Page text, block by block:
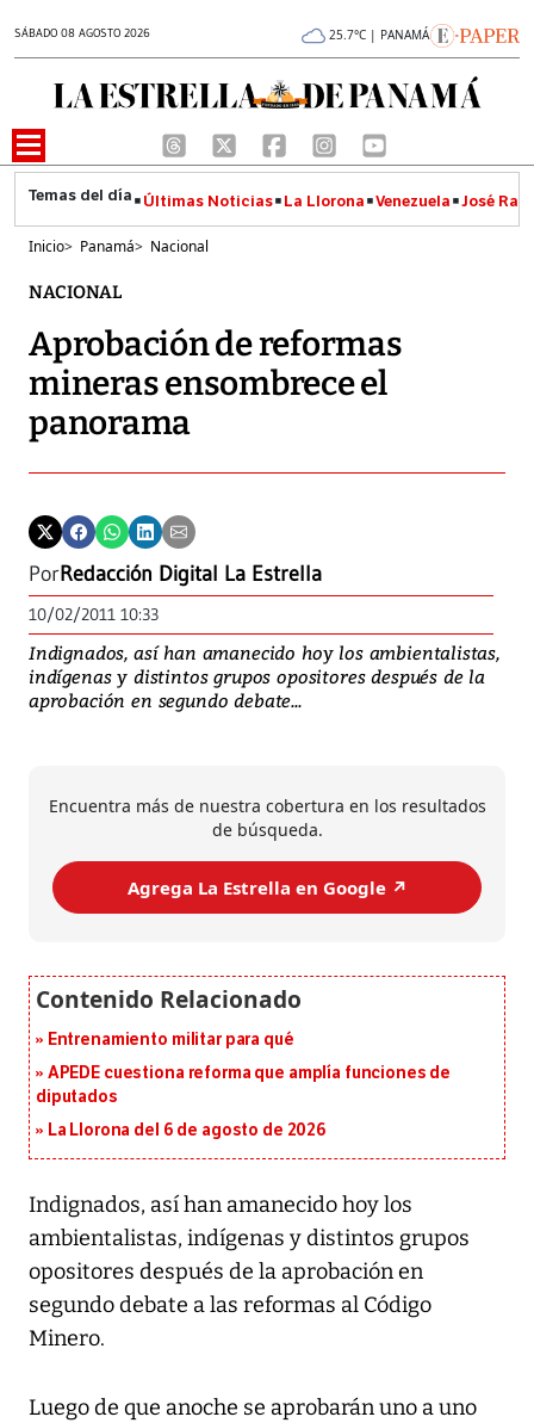
SÁBADO 08 AGOSTO 2026 25.7°C | PANAMÁ
Últimas Noticias La Llorona Venezuela José
Inicio> Panamá> Nacional
NACIONAL
Aprobación de reformas
mineras ensombrece el
panorama
PorRedacción Digital La Estrella
10/02/2011 10:33
Indignados, así han amanecido hoy los ambientalistas,
indígenas y distintos grupos opositores después de la
aprobación en segundo debate...
Encuentra más de nuestra cobertura en los resultados
de búsqueda.
Agrega La Estrella en Google ↗️
Entrenamiento militar para qué
APEDE cuestiona reforma que amplía funciones de
diputados
La Llorona del 6 de agosto de 2026
Indignados, así han amanecido hoy los
ambientalistas, indígenas y distintos grupos
opositores después de la aprobación en
segundo debate a las reformas al Código
Minero.
Luego de que anoche se aprobarán uno a uno